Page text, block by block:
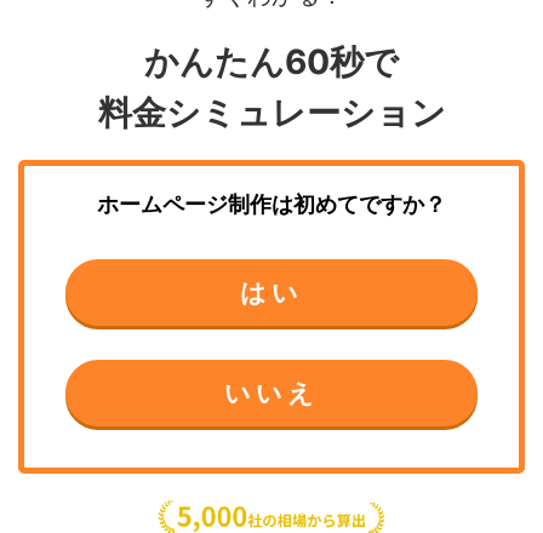
かんたん60秒で
料金シミュレーション
ホームページ制作は初めてですか？
はい
いいえ